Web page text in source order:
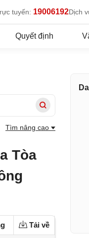
tuyến: 19006192Dịch
Quyết định
Tìm nâng cao
Tòa
Tải về